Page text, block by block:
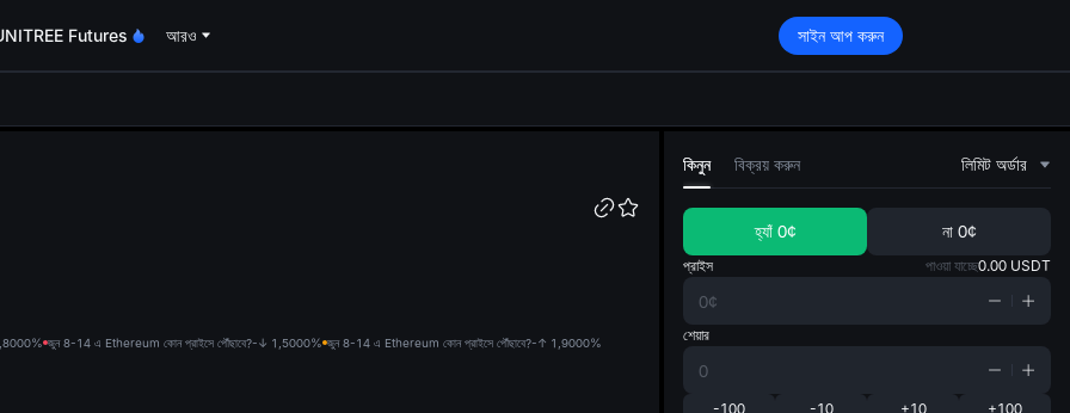
Futures আরও সাইন আপ করুন
0% জুন 8-14 এ Ethereum কোন প্রাইসে পৌঁছাবে?-↓ 1,5000% জুন 8-14 এ Ethereum কোন প্রাইসে পৌঁছাবে?-↑ 1,9000%
কিনুন বিক্রয় করুন লিমিট অর্ডার
হ্যাঁ 0¢ না 0¢
প্রাইস পাওয়া যাচ্ছে0.00 USDT
শেয়ার
-100 -10 +10 +100